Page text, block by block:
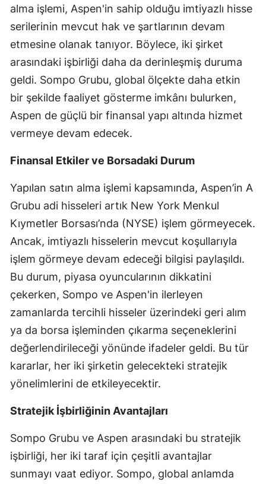
İzmir
Kars
Kastamonu
Kayseri
Kırklareli
Kocaeli
Konya
Kütahya
Malatya
Manisa
Kahramanmaraş
Mardin
Muğla
Niğde
Ordu
Rize
Sakarya
alma işlemi, Aspen'in sahip olduğu imtiyazlı hisse
serilerinin mevcut hak ve şartlarının devam
etmesine olanak tanıyor. Böylece, iki şirket
arasındaki işbirliği daha da derinleşmiş duruma
geldi. Sompo Grubu, global ölçekte daha etkin
bir şekilde faaliyet gösterme imkânı bulurken,
Aspen de güçlü bir finansal yapı altında hizmet
vermeye devam edecek.
Finansal Etkiler ve Borsadaki Durum
Yapılan satın alma işlemi kapsamında, Aspen’in A
Grubu adi hisseleri artık New York Menkul
Kıymetler Borsası’nda (NYSE) işlem görmeyecek.
Ancak, imtiyazlı hisselerin mevcut koşullarıyla
işlem görmeye devam edeceği bilgisi paylaşıldı.
Bu durum, piyasa oyuncularının dikkatini
çekerken, Sompo ve Aspen'in ilerleyen
zamanlarda tercihli hisseler üzerindeki geri alım
ya da borsa işleminden çıkarma seçeneklerini
değerlendirileceği yönünde ifadeler geldi. Bu tür
kararlar, her iki şirketin gelecekteki stratejik
yönelimlerini de etkileyecektir.
Stratejik İşbirliğinin Avantajları
Sompo Grubu ve Aspen arasındaki bu stratejik
işbirliği, her iki taraf için çeşitli avantajlar
sunmayı vaat ediyor. Sompo, global anlamda